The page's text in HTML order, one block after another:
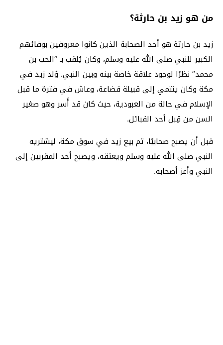
من هو زيد بن حارثة؟
زيد بن حارثة هو أحد الصحابة الذين كانوا معروفين بوفائهم
الكبير للنبي صلى الله عليه وسلم، وكان يُلقب بـ “الحب بن
محمد” نظرًا لوجود علاقة خاصة بينه وبين النبي. وُلد زيد في
مكة وكان ينتمي إلى قبيلة قضاعة، وعاش في فترة ما قبل
الإسلام في حالة من العبودية، حيث كان قد أُسر وهو صغير
السن من قِبل أحد القبائل.
قبل أن يصبح صحابيًا، تم بيع زيد في سوق مكة، ليشتريه
النبي صلى الله عليه وسلم ويعتقه، ويصبح أحد المقربين إلى
النبي وأعز أصحابه.